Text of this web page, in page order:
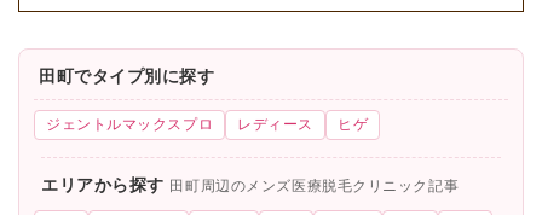
田町でタイプ別に探す
ジェントルマックスプロ レディース ヒゲ
エリアから探す 田町周辺のメンズ医療脱毛クリニック記事